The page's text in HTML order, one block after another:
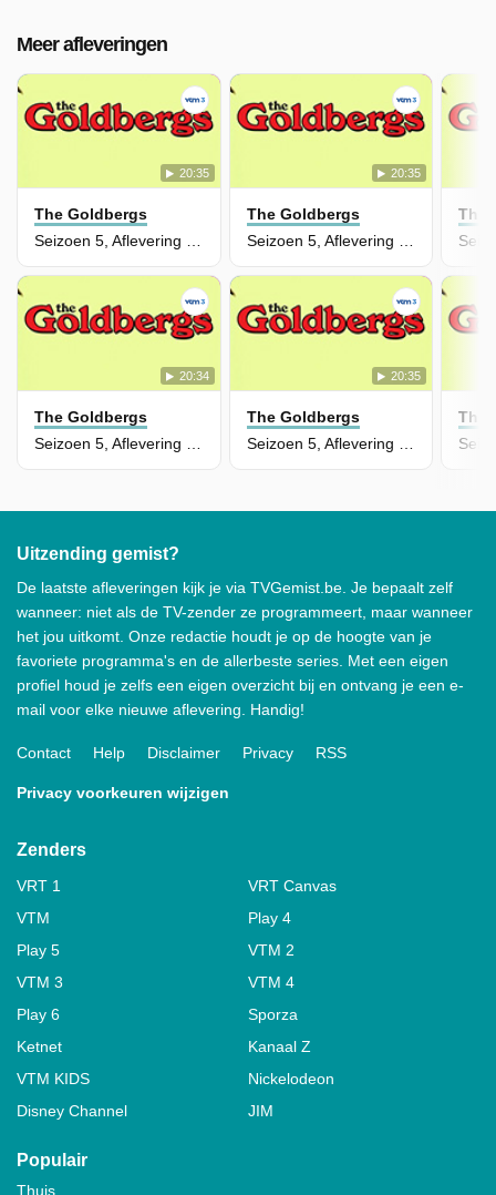
Meer afleveringen
20:35
The Goldbergs
Seizoen 5, Aflevering 6 - Girl Talk
20:35
The Goldbergs
Seizoen 5, Aflevering 5 - Jackie Likes Star Trek
20:34
The Goldbergs
20:35
The Goldbergs
The
The
Uitzending gemist?
De laatste afleveringen kijk je via TVGemist.be. Je bepaalt zelf
wanneer: niet als de TV-zender ze programmeert, maar wanneer
het jou uitkomt. Onze redactie houdt je op de hoogte van je
favoriete programma's en de allerbeste series. Met een eigen
profiel houd je zelfs een eigen overzicht bij en ontvang je een e-
mail voor elke nieuwe aflevering. Handig!
Contact Help Disclaimer Privacy RSS
Privacy voorkeuren wijzigen
Zenders
VRT 1
VRT Canvas
VTM
Play 4
Play 5
VTM 2
VTM 3
VTM 4
Play 6
Sporza
Ketnet
Kanaal Z
VTM KIDS
Nickelodeon
Disney Channel
JIM
Populair
Thuis